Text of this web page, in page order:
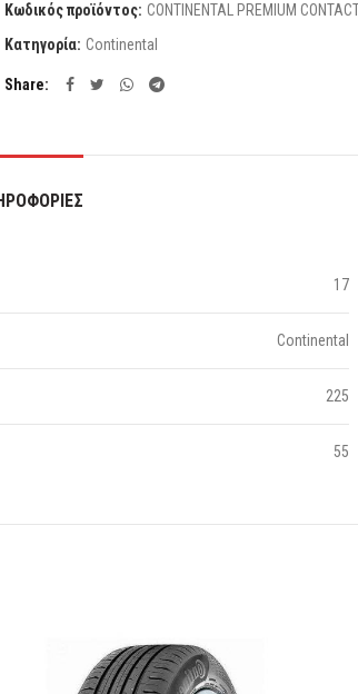
Κωδικός προϊόντος: CONTINENTAL PREMIUM
Κατηγορία: Continental
Share
17
Continental
225
55